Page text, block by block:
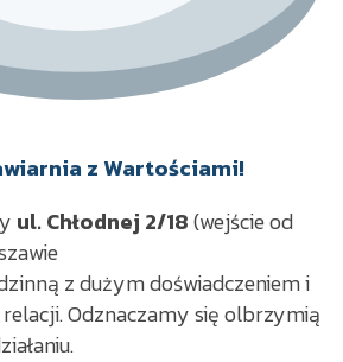
z Wartościami!
ul. Chłodnej 2/18(wejście od
z dużym doświadczeniem i
Odznaczamy się olbrzymią